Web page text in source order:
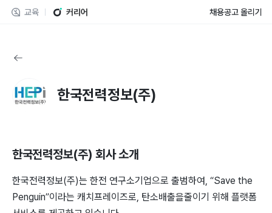
교육 커리어 채용공고 올리기
한국전력정보(주)
한국전력정보(주) 회사 소개
한국전력정보(주)는 한전 연구소기업으로 출범하여, “Save the
Penguin”이라는 캐치프레이즈로, 탄소배출을줄이기 위해 플랫폼